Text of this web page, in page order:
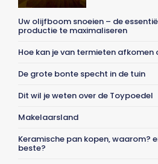
Uw olijfboom snoeien – de
productie te maximaliseren
Hoe kan je van termieten afkomen
De grote bonte specht in de tuin
Dit wil je weten over de Toypoedel
Makelaarsland
Keramische pan kopen, waarom?
beste?